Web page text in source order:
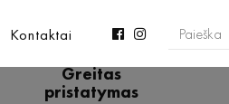
Kontaktai
Greitas
pristatymas